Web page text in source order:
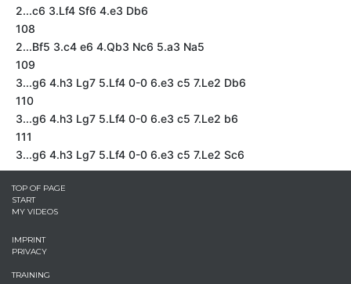
2...c6 3.Lf4 Sf6 4.e3 Db6
108
2...Bf5 3.c4 e6 4.Qb3 Nc6 5.a3 Na5
109
3...g6 4.h3 Lg7 5.Lf4 0-0 6.e3 c5 7.Le2 Db6
110
3...g6 4.h3 Lg7 5.Lf4 0-0 6.e3 c5 7.Le2 b6
111
3...g6 4.h3 Lg7 5.Lf4 0-0 6.e3 c5 7.Le2 Sc6
TOP OF PAGE
START
MY VIDEOS
IMPRINT
PRIVACY
TRAINING